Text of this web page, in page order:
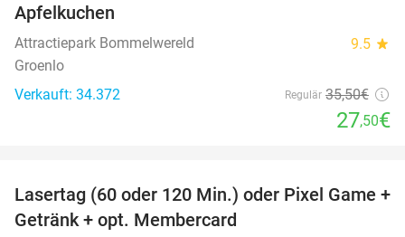
Apfelkuchen
Attractiepark Bommelwereld 9.5 star
Groenlo
Verkauft: 34.372
Regulär 35,50€
27,50€
31%
Lasertag (60 oder 120 Min.) oder Pixel Game +
Getränk + opt. Membercard